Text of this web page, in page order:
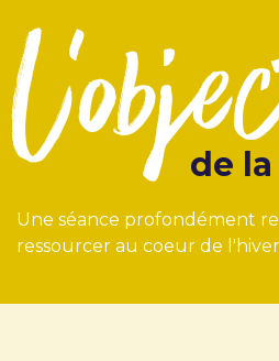
de
Une séance profondément
ressourcer au coeur de